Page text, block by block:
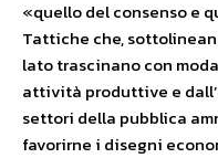
«quello del consenso e
Tattiche che,
lato trascinano con
attività produttive e
settori della pubblica
favorirne i disegni